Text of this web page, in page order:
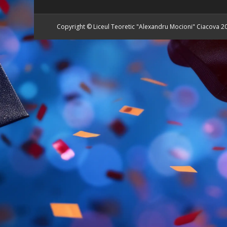
Copyright © Liceul Teoretic "Alexandru Mocioni" Ciacova